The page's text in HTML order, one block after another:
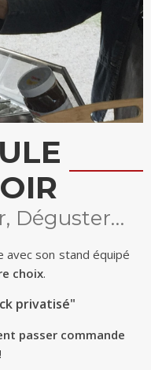
Déguster…
son stand équipé
choix.
privatisé"
passer commande